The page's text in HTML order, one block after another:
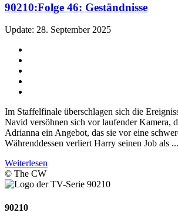
90210:Folge 46: Geständnisse
Update: 28. September 2025
Im Staffelfinale überschlagen sich die
Navid versöhnen sich vor laufender Kamera,
Adrianna ein Angebot, das sie vor eine
Währenddessen verliert Harry seinen Job als ...
Weiterlesen
© The CW
90210